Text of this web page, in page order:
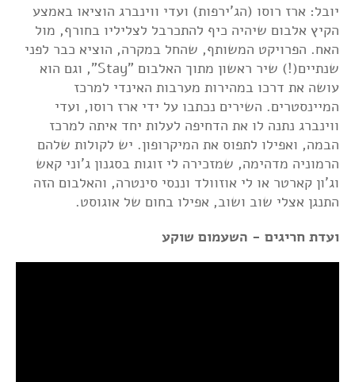
יובל: ארז רוסו (הג'ירפות) ועדי ווינברג הוציאו באמצע
הקיץ אלבום שיהיה כיף להתכרבל לצליליו בחורף, מול
האח. הפרויקט המשותף, שהחל במקרה, הוציא כבר לפני
שנתיים(!) שיר ראשון מתוך האלבום "Stay", וגם הוא
עושה את דרכו במהירות מערבות האינדי למרכז
המיינסטרים. השירים נכתבו על ידי ארז רוסו, ועדי
ווינברג נתנה לו את הדחיפה לעלות יחד איתה למרכז
הבמה, ואפילו לתפוס את המיקרופון. יש לקולות שלהם
הרמוניה מדהימה, שמזכירה לי זוגות בסגנון ג'וני קאש
וג'ון קארטר או לי אוזוולד וננסי סינטרה, והאלבום הזה
התנגן אצלי שוב ושוב, אפילו בחום של אוגוסט.
ועדת חריגים - השעמום שוקע